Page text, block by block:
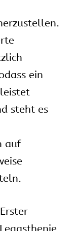
ein
steht es
auf